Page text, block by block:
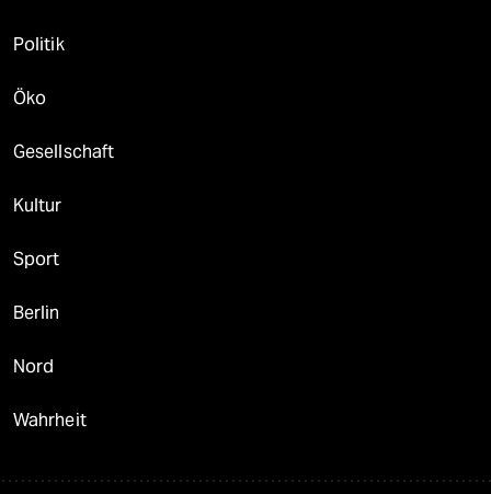
Politik
Öko
Gesellschaft
Kultur
Sport
Berlin
Nord
Wahrheit